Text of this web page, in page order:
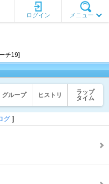
メニュー
ログイン
チ19]
グループ ヒストリ
ラップ
タイム
グ ]